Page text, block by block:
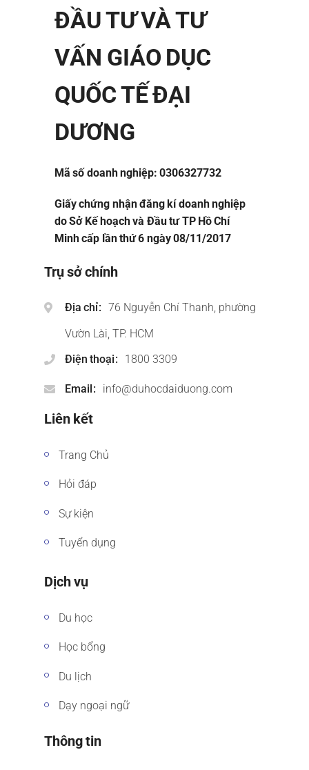
ĐẦU TƯ VÀ TƯ
VẤN GIÁO DỤC
QUỐC TẾ ĐẠI
DƯƠNG
Mã số doanh nghiệp: 0306327732
Giấy chứng nhận đăng kí doanh nghiệp
do Sở Kế hoạch và Đầu tư TP Hồ Chí
Minh cấp lần thứ 6 ngày 08/11/2017
Trụ sở chính
Địa chỉ
76 Nguyễn Chí Thanh, phường
Vườn Lài, TP. HCM
Điện thoại
1800 3309
Email info@duhocdaiduong.com
Liên kết
Trang Chủ
Hỏi đáp
Sự kiện
Tuyển dụng
Dịch vụ
Du học
Học bổng
Du lịch
Dạy ngoại ngữ
Thông tin